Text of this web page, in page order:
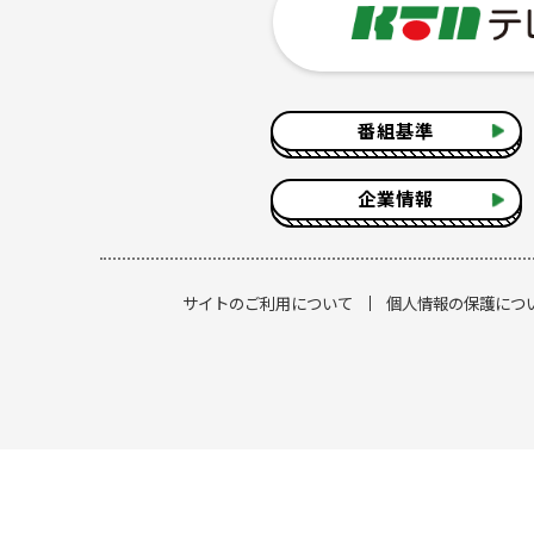
番組基準
企業情報
サイトのご利用について 個人情報の保護につ